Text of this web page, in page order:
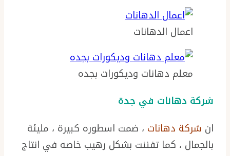
اعمال الدهانات
معلم دهانات وديكورات بجده
شركة دهانات في جدة
ان شركة دهانات ، ضمت اسطوره كبيرة ، مليئة
بالجمال ، كما تفننت بشكل رهيب خاصه في انتاج